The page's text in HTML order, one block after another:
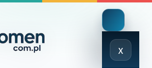
x
Close
Menu